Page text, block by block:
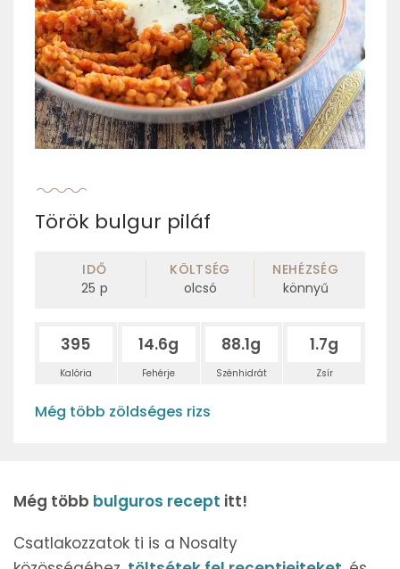
Török bulgur piláf
IDŐ
25 p
KÖLTSÉG
olcsó
NEHÉZSÉG
könnyű
395
Kalória
14.6g
Fehérje
88.1g
Szénhidrát
1.7g
Zsír
Még több zöldséges rizs
Még több bulguros recept itt!
Csatlakozzatok ti is a Nosalty